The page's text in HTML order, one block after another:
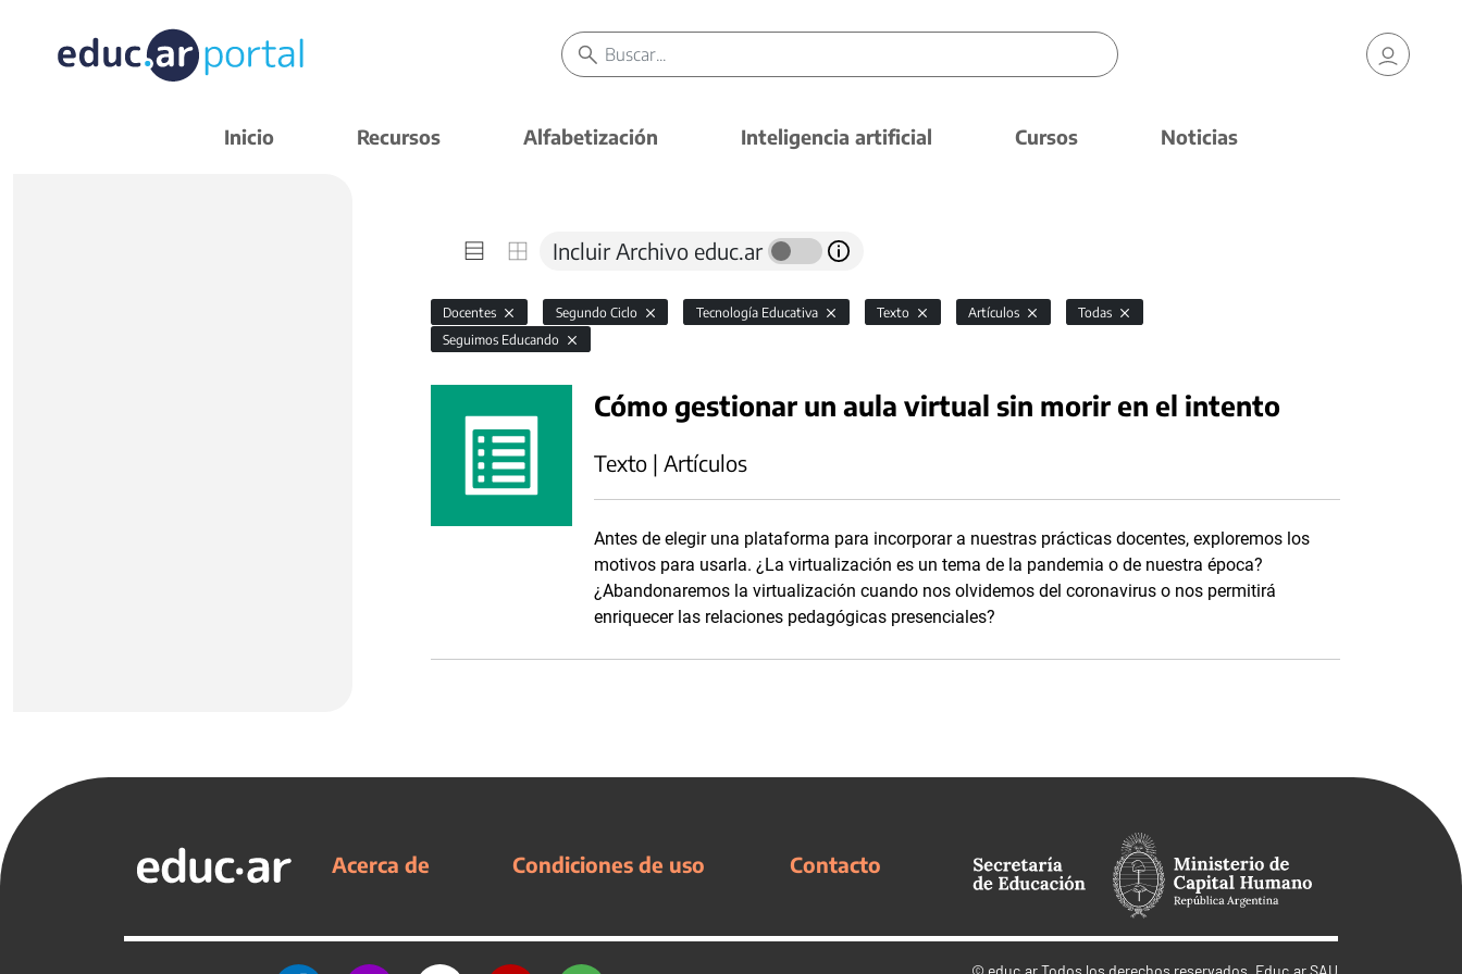
Inicio Recursos Alfabetización Inteligencia artificial Cursos Noticias
Incluir Archivo educ.ar
Docentes Segundo Ciclo Tecnología Educativa Texto Artículos
Todas
Seguimos Educando
Cómo gestionar un aula virtual sin morir en el intento
Texto | Artículos
Antes de elegir una plataforma para incorporar a nuestras prácticas docentes, exploremos los
motivos para usarla. ¿La virtualización es un tema de la pandemia o de nuestra época?
¿Abandonaremos la virtualización cuando nos olvidemos del coronavirus o nos permitirá
enriquecer las relaciones pedagógicas presenciales?
Acerca de Condiciones de uso Contacto
© educ.arTodos los derechos reservados. Educ.ar SAU